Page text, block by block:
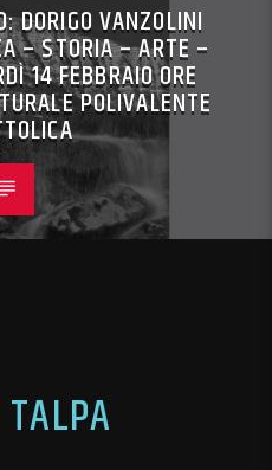
DORIGO VANZOLINI
– STORIA – ARTE –
14 FEBBRAIO ORE
POLIVALENTE